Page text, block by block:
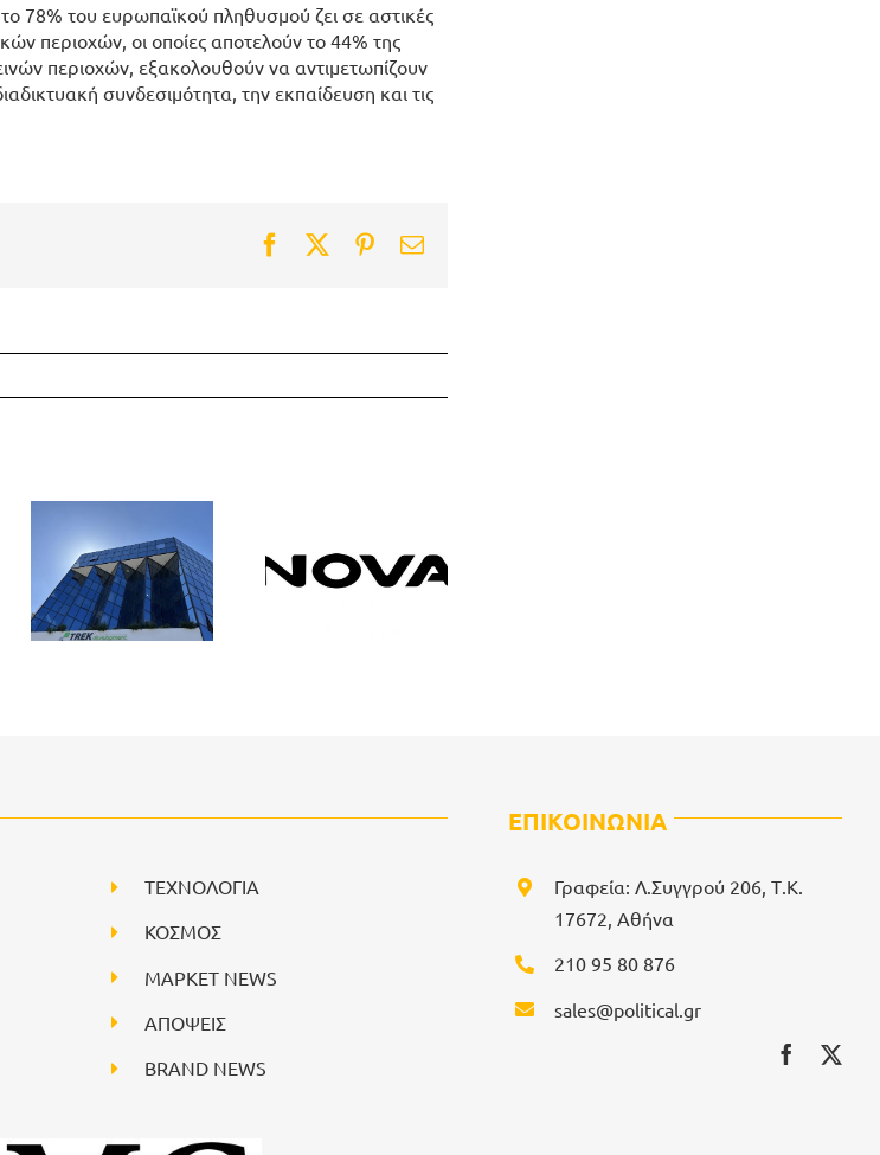
78% του ευρωπαϊκού πληθυσμού ζει σε αστικές
περιοχών, οι οποίες αποτελούν το 44% της
περιοχών, εξακολουθούν να αντιμετωπίζουν
συνδεσιμότητα, την εκπαίδευση και τις
Facebook
TwitterPinterest
Email
ΤΕΧΝΟΛΟΓΙΑ
ΚΟΣΜΟΣ
ΜΑΡΚΕΤ NEWS
ΑΠΟΨΕΙΣ
BRAND NEWS
ΕΠΙΚΟΙΝΩΝΙΑ
Γραφεία: Λ.Συγγρού 206, Τ.Κ.
17672, Αθήνα
210 95 80 876
sales@political.gr